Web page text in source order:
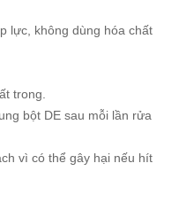
lực, không dùng hóa chất
trong.
bột DE sau mỗi lần rửa
vì có thể gây hại nếu hít